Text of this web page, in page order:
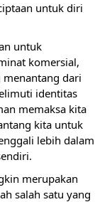
untuk diri
untuk
komersial,
menantang dari
identitas
memaksa kita
kita untuk
lebih dalam
merupakan
salah satu yang